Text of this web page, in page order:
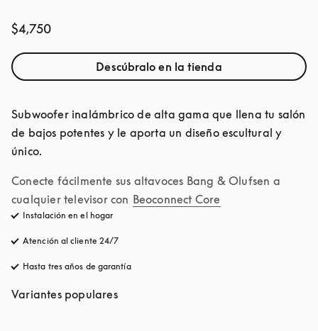
$4,750
Descúbralo en la tienda
Subwoofer inalámbrico de alta gama que llena tu salón
de bajos potentes y le aporta un diseño escultural y
único.
Conecte fácilmente sus altavoces Bang & Olufsen a
cualquier televisor con Beoconnect Core
Instalación en el hogar
Atención al cliente 24/7
Hasta tres años de garantíaapertura en una pestaña nueva
Variantes populares